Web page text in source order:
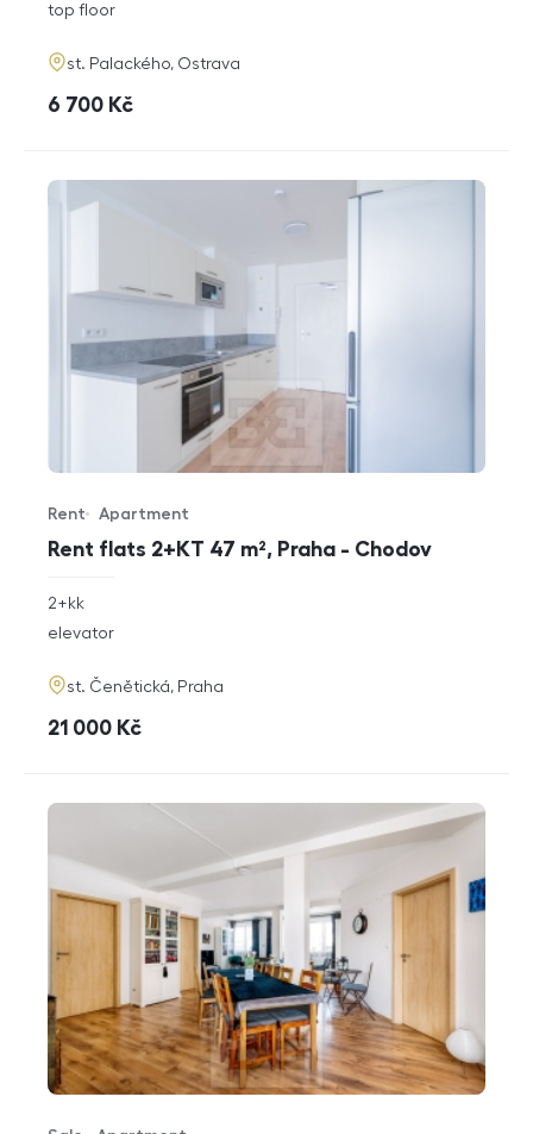
funkce
top floor
adresa
st. Palackého, Ostrava
cena
6 700 Kč
Rent flats 2+KT 47 m², Praha - Chodov
Offer type
Rent
Property type
Apartment
rozměry
disposition
2+kk
funkce
elevator
adresa
st. Čenětická, Praha
cena
21 000 Kč